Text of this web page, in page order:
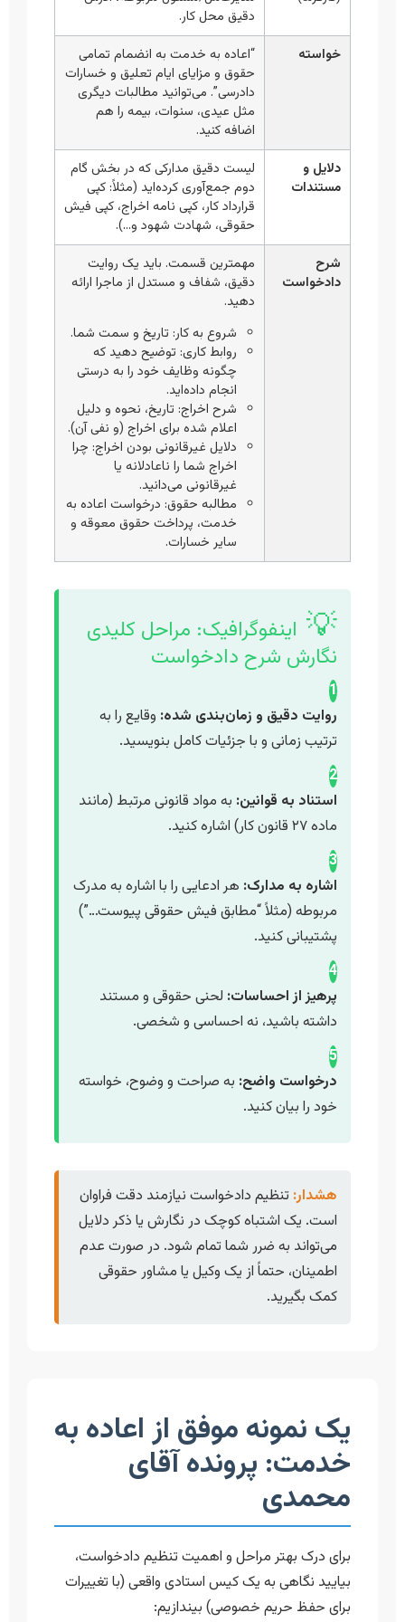
دقیق محل کار.
خواسته
“اعاده به خدمت به انضمام تمامی
حقوق و مزایای ایام تعلیق و خسارات
دادرسی”. می‌توانید مطالبات دیگری
مثل عیدی، سنوات، بیمه را هم
اضافه کنید.
دلایل و
مستندات
لیست دقیق مدارکی که در بخش گام
دوم جمع‌آوری کرده‌اید (مثلاً: کپی
قرارداد کار، کپی نامه اخراج، کپی فیش
حقوقی، شهادت شهود و…).
شرح
دادخواست
مهمترین قسمت. باید یک روایت
دقیق، شفاف و مستدل از ماجرا ارائه
دهید.
شروع به کار: تاریخ و سمت شما.
روابط کاری: توضیح دهید که
چگونه وظایف خود را به درستی
انجام داده‌اید.
شرح اخراج: تاریخ، نحوه و دلیل
اعلام شده برای اخراج (و نفی آن).
دلایل غیرقانونی بودن اخراج: چرا
اخراج شما را ناعادلانه یا
غیرقانونی می‌دانید.
مطالبه حقوق: درخواست اعاده به
خدمت، پرداخت حقوق معوقه و
سایر خسارات.
💡 اینفوگرافیک: مراحل کلیدی
نگارش شرح دادخواست
1
روایت دقیق و زمان‌بندی شده: وقایع را به
ترتیب زمانی و با جزئیات کامل بنویسید.
2
استناد به قوانین: به مواد قانونی مرتبط (مانند
ماده ۲۷ قانون کار) اشاره کنید.
3
اشاره به مدارک: هر ادعایی را با اشاره به مدرک
مربوطه (مثلاً “مطابق فیش حقوقی پیوست…”)
پشتیبانی کنید.
4
پرهیز از احساسات: لحنی حقوقی و مستند
داشته باشید، نه احساسی و شخصی.
5
درخواست واضح: به صراحت و وضوح، خواسته
خود را بیان کنید.
هشدار: تنظیم دادخواست نیازمند دقت فراوان
است. یک اشتباه کوچک در نگارش یا ذکر دلایل
می‌تواند به ضرر شما تمام شود. در صورت عدم
اطمینان، حتماً از یک وکیل یا مشاور حقوقی
کمک بگیرید.
یک نمونه موفق از اعاده به
خدمت: پرونده آقای
محمدی
برای درک بهتر مراحل و اهمیت تنظیم دادخواست،
بیایید نگاهی به یک کیس استادی واقعی (با تغییرات
برای حفظ حریم خصوصی) بیندازیم: